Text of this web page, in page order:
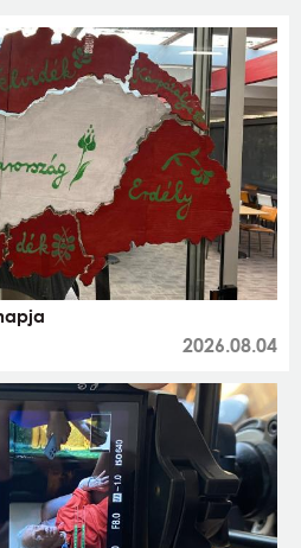
2026.08.04